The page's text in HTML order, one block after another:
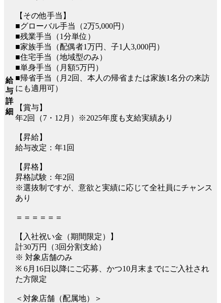
給
与
詳
細
【その他手当】
■グローバル手当（2万5,000円）
■残業手当（1分単位）
■家族手当（配偶者1万円、子1人3,000円）
■住宅手当（地域型のみ）
■単身手当（月額5万円）
■帰省手当（月2回、本人の帰省または家族1名分の来訪
にも適用可）
【賞与】
年2回（7・12月）※2025年度も支給実績あり
【昇給】
給与改定：年1回
【昇格】
昇格試験：年2回
※選抜制ですが、意欲と実績に応じて全社員にチャンス
あり
＝＝＝＝＝＝
【入社祝い金（期間限定）】
計30万円（3回分割支給）
※ 対象店舗のみ
※ 6月16日以降にご応募、かつ10月末までにご入社され
た方限定
＜対象店舗（配属地）＞